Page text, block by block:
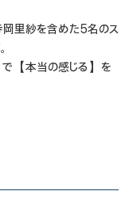
岡里紗を含めた5名のス
【本当の感じる】を